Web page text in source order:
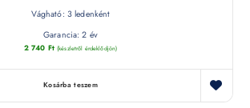
Vágható: 3 ledenként
Garancia: 2 év
2 740 Ft (készletről érdeklődjön)
Kosárba teszem